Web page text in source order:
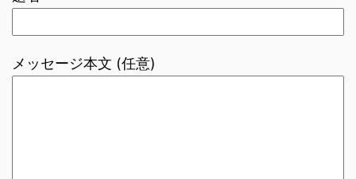
メッセージ本文 (任意)